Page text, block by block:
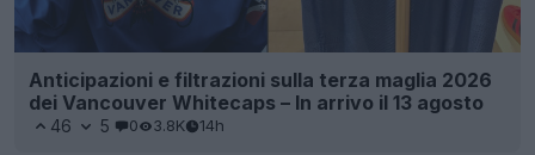
Anticipazioni e filtrazioni sulla terza maglia 2026
dei Vancouver Whitecaps – In arrivo il 13 agosto
46 5 0 3.8K 14h